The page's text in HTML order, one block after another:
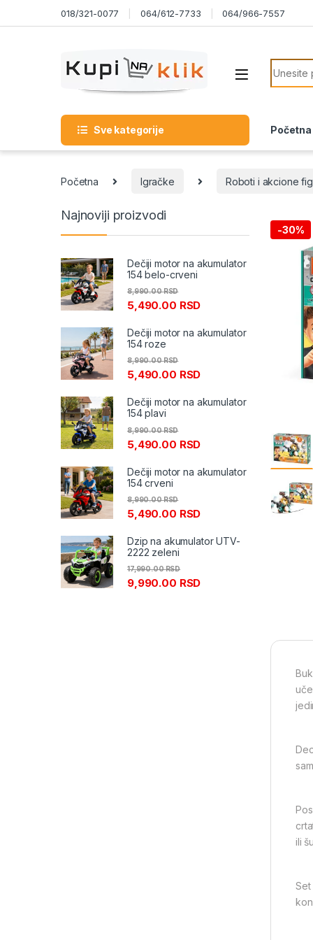
Skip to navigation018/321-0077 064/612-7733 064/966-7557
Search
Sve kategorije Početna
Početna Igračke Roboti i akcione
-30%
ili
Najnoviji proizvodi
Dečiji motor na akumulator
154 belo-crveni
5,490.00 RSD
8,990.00RSD
Dečiji motor na akumulator
154 roze
5,490.00 RSD
8,990.00RSD
Dečiji motor na akumulator
154 plavi
5,490.00 RSD
8,990.00RSD
Dečiji motor na akumulator
154 crveni
5,490.00 RSD
8,990.00RSD
Dzip na akumulator UTV-
2222 zeleni
9,990.00 RSD
17,990.00RSD